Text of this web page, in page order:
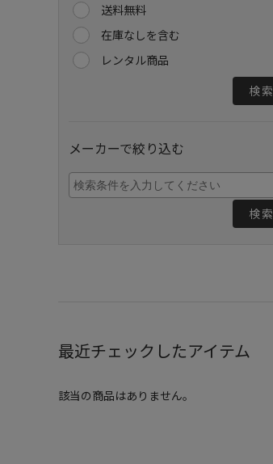
送料無料
在庫なしを含む
レンタル商品
検索
メーカーで絞り込む
検索
最近チェックしたアイテム
該当の商品はありません。